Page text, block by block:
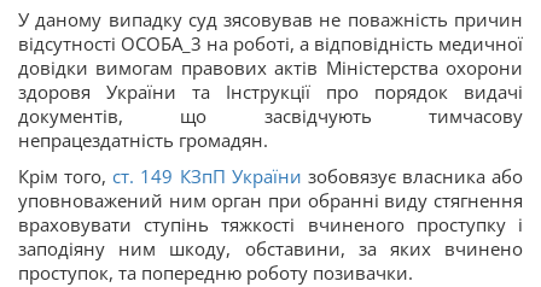
У даному випадку суд зясовував не поважність причин
відсутності ОСОБА_3 на роботі, а відповідність медичної
довідки вимогам правових актів Міністерства охорони
здоровя України та Інструкції про порядок видачі
документів, що засвідчують тимчасову
непрацездатність громадян.
Крім того,ст. 149 КЗпП України зобовязує власника або
уповноважений ним орган при обранні виду стягнення
враховувати ступінь тяжкості вчиненого проступку і
заподіяну ним шкоду, обставини, за яких вчинено
проступок, та попередню роботу позивачки.